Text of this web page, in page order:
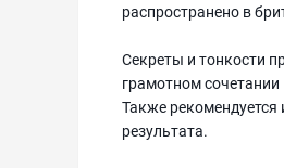
распространено в
Секреты и тонкости
грамотном
Также
результата.